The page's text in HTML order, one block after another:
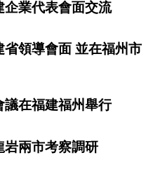
業代表會面交流
領導會面 並在福州市
議在福建福州舉行
岩兩市考察調研